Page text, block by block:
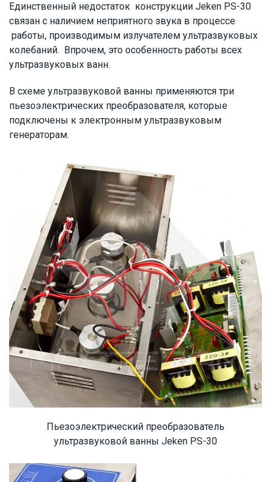
Единственный недостаток конструкции Jeken PS-30
связан с наличием неприятного звука в процессе
работы, производимым излучателем ультразвуковых
колебаний. Впрочем, это особенность работы всех
ультразвуковых ванн.
В схеме ультразвуковой ванны применяются три
пьезоэлектрических преобразователя, которые
подключены к электронным ультразвуковым
генераторам.
Пьезоэлектрический преобразователь
ультразвуковой ванны Jeken PS-30